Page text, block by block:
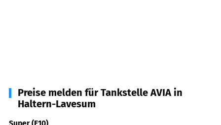
Preise melden für Tankstelle AVIA in
Haltern-Lavesum